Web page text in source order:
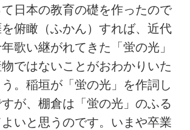
日本の教育の礎を作ったので
俯瞰（ふかん）すれば、近代
歌い継がれてきた「蛍の光」
ではないことがおわかりいた
。稲垣が「蛍の光」を作詞し
が、棚倉は「蛍の光」のふる
いと思うのです。いまや卒業